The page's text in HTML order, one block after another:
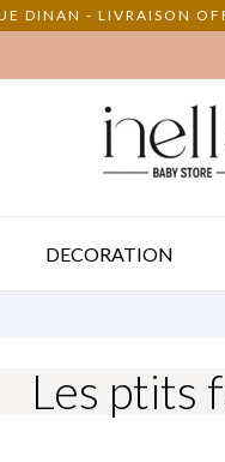
DINAN - LIVRAISON
DECORATION
Les ptits